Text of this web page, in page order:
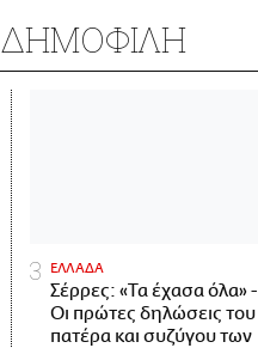
ΔΗΜΟΦΙΛΗ
ΕΛΛΑΔΑ
Σέρρες: «Τα έχασα όλα» -
Οι πρώτες δηλώσεις του
πατέρα και συζύγου των